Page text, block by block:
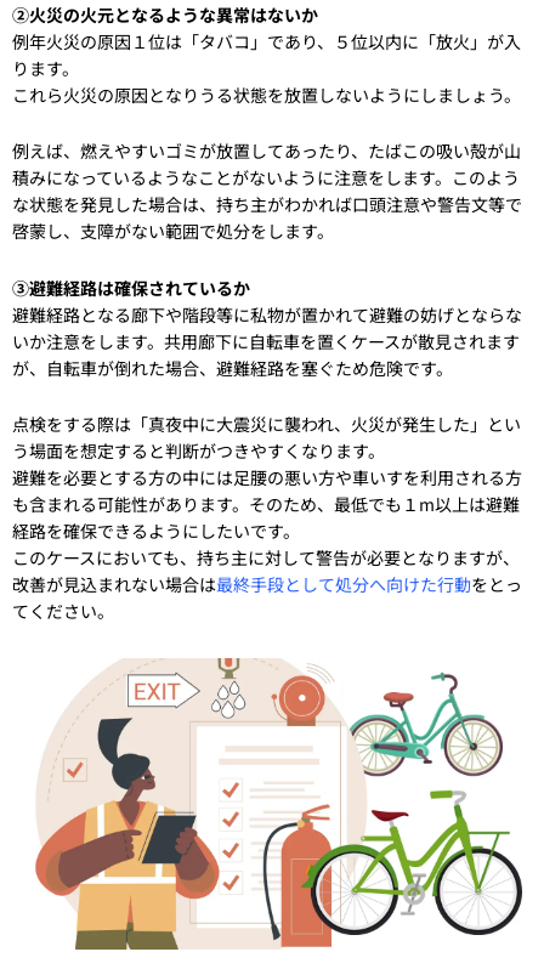
②火災の火元となるような異常はないか
例年火災の原因１位は「タバコ」であり、５位以内に「放火」が入
ります。
これら火災の原因となりうる状態を放置しないようにしましょう。
例えば、燃えやすいゴミが放置してあったり、たばこの吸い殻が山
積みになっているようなことがないように注意をします。このよう
な状態を発見した場合は、持ち主がわかれば口頭注意や警告文等で
啓蒙し、支障がない範囲で処分をします。
③避難経路は確保されているか
避難経路となる廊下や階段等に私物が置かれて避難の妨げとならな
いか注意をします。共用廊下に自転車を置くケースが散見されます
が、自転車が倒れた場合、避難経路を塞ぐため危険です。
点検をする際は「真夜中に大震災に襲われ、火災が発生した」とい
う場面を想定すると判断がつきやすくなります。
避難を必要とする方の中には足腰の悪い方や車いすを利用される方
も含まれる可能性があります。そのため、最低でも１m以上は避難
経路を確保できるようにしたいです。
このケースにおいても、持ち主に対して警告が必要となりますが、
改善が見込まれない場合は最終手段として処分へ向けた行動をとっ
てください。